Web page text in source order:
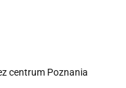
centrum Poznania